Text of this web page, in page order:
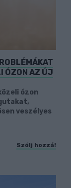
ÓZON AZ ÚJ
ózon
veszélyes
Szólj hozzá!